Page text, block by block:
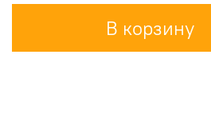
В корзину